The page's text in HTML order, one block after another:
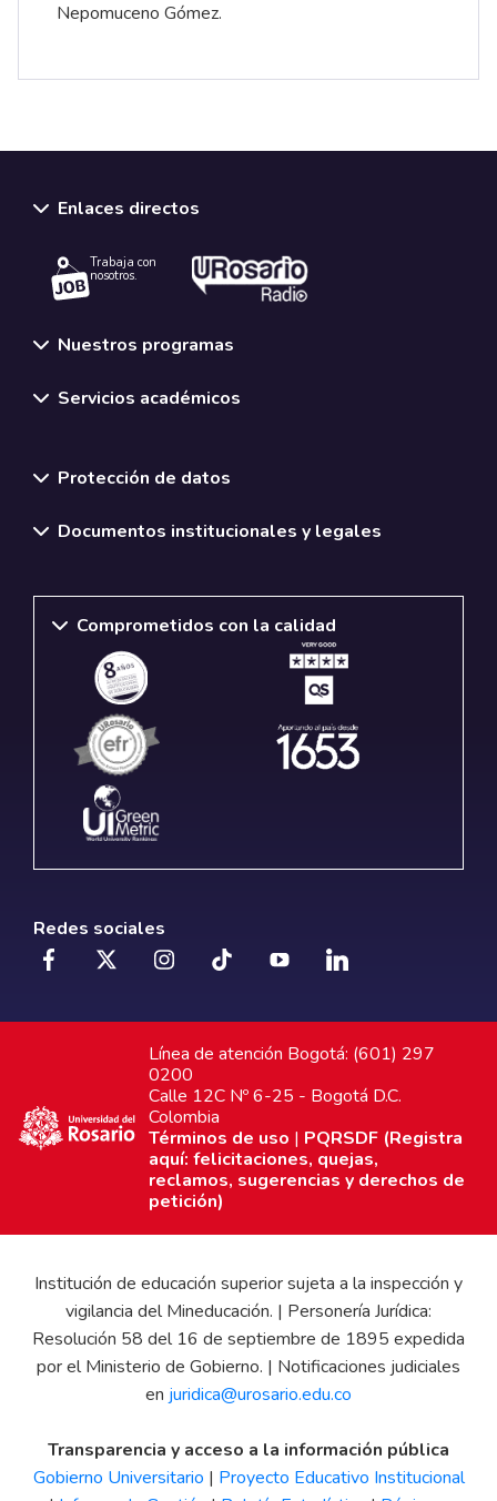
Nepomuceno Gómez.
Enlaces directos
Trabaja con
nosotros.
Nuestros programas
Servicios académicos
Protección de datos
Documentos institucionales y legales
Comprometidos con la calidad
Redes sociales
Línea de atención Bogotá: (601) 297
0200
Calle 12C Nº 6-25 - Bogotá D.C.
Colombia
Términos de uso | PQRSDF (Registra
aquí: felicitaciones, quejas,
reclamos, sugerencias y derechos de
petición)
Institución de educación superior sujeta a la inspección y
vigilancia del Mineducación. | Personería Jurídica:
Resolución 58 del 16 de septiembre de 1895 expedida
por el Ministerio de Gobierno. | Notificaciones judiciales
en juridica@urosario.edu.co
Transparencia y acceso a la información pública
Gobierno Universitario | Proyecto Educativo Institucional